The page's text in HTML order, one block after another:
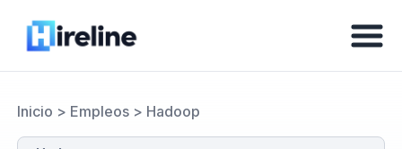
Inicio > Empleos> Hadoop